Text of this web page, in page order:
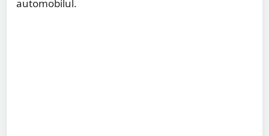
automobilul.